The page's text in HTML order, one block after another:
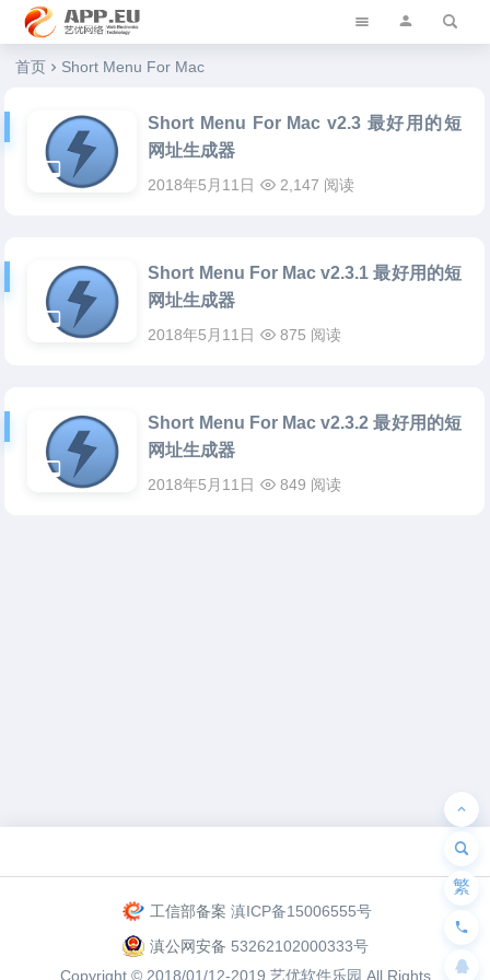
艺优软件乐园
首页 Short Menu For Mac
Short Menu For Mac v2.3 最好用的短
网址生成器
2018年5月11日 2,147 阅读
Short Menu For Mac v2.3.1 最好用的短
网址生成器
2018年5月11日 875 阅读
Short Menu For Mac v2.3.2 最好用的短
网址生成器
2018年5月11日 849 阅读
工信部备案 滇ICP备15006555号
滇公网安备 53262102000333号
Copyright © 2018/01/12-2019 艺优软件乐园 All Rights
繁